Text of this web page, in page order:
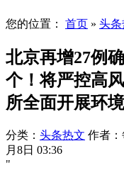
您的位置： 首页 » 头条
北京再增27例
个！将严控高
所全面开展环
分类： 头条热文 作者：
月8日 03:36
"